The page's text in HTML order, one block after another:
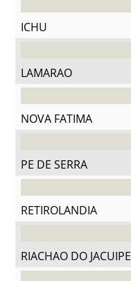
ICHU
LAMARAO
NOVA FATIMA
PE DE SERRA
RETIROLANDIA
RIACHAO DO JACUIPE